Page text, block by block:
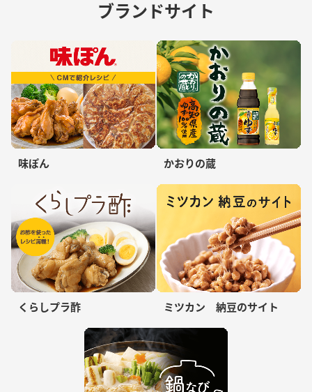
ブランドサイト
味ぽん かおりの蔵
くらしプラ酢 ミツカン 納豆のサイト